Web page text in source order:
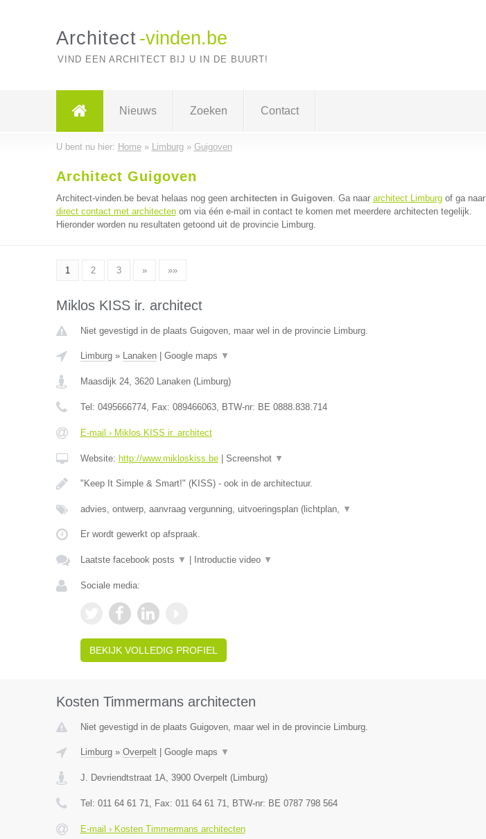
Architect -vinden.be
VIND EEN ARCHITECT BIJ U IN DE BUURT!
Nieuws Zoeken Contact
U bent nu hier: Home» Limburg» Guigoven
Architect Guigoven
Architect-vinden.be bevat helaas nog geen architecten in Guigoven. Ga naar architect Limburgof ga naar
direct contact met architectenom via één e-mail in contact te komen met meerdere architecten tegelijk.
Hieronder worden nu resultaten getoond uit de provincie Limburg.
1 2 3 » »»
Miklos KISS ir. architect
Niet gevestigd in de plaats Guigoven, maar wel in de provincie Limburg.
Limburg» Lanaken| Google maps ▼
Maasdijk 24, 3620 Lanaken(Limburg)
Tel: 0495666774, Fax: 089466063, BTW-nr: BE 0888.838.714
E-mail › Miklos KISS ir. architect
Website: http://www.mikloskiss.be| Screenshot ▼
"Keep It Simple & Smart!" (KISS) - ook in de architectuur.
advies, ontwerp, aanvraag vergunning, uitvoeringsplan (lichtplan, ▼
Er wordt gewerkt op afspraak.
Laatste facebook posts ▼ Introductie video ▼
Sociale media:
BEKIJK VOLLEDIG PROFIEL
Kosten Timmermans architecten
Niet gevestigd in de plaats Guigoven, maar wel in de provincie Limburg.
Limburg» Overpelt| Google maps ▼
J. Devriendtstraat 1A, 3900 Overpelt(Limburg)
Tel: 011 64 61 71, Fax: 011 64 61 71, BTW-nr: BE 0787 798 564
E-mail › Kosten Timmermans architecten